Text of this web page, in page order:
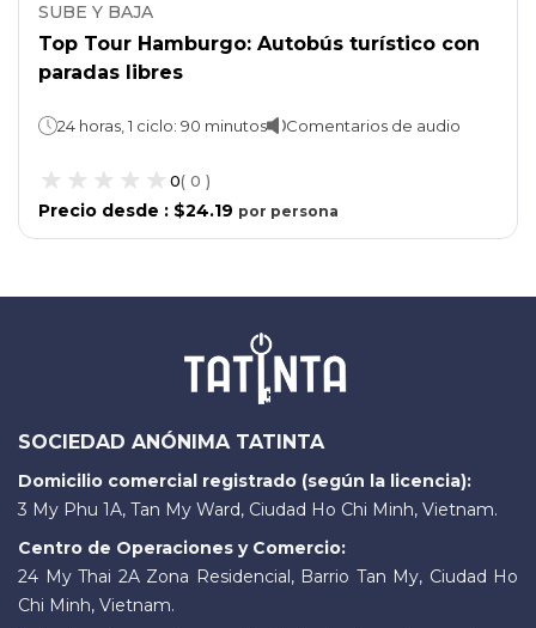
SUBE Y BAJA
Top Tour Hamburgo: Autobús turístico con
paradas libres
24 horas, 1 ciclo: 90 minutos Comentarios de audio
0( 0 )
Precio desde : $24.19 por persona
SOCIEDAD ANÓNIMA TATINTA
Domicilio comercial registrado (según la licencia):
3 My Phu 1A, Tan My Ward, Ciudad Ho Chi Minh, Vietnam.
Centro de Operaciones y Comercio:
24 My Thai 2A Zona Residencial, Barrio Tan My, Ciudad Ho
Chi Minh, Vietnam.